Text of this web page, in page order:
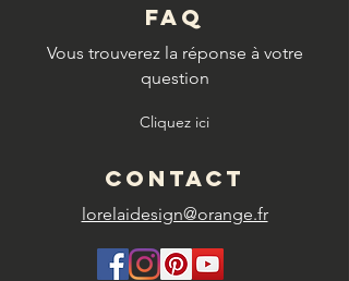
FAQ
Vous trouverez la réponse à votre
question
Cliquez ici
CONTACT
lorelaidesign@orange.fr